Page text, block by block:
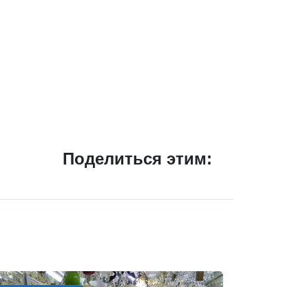
Поделиться этим: